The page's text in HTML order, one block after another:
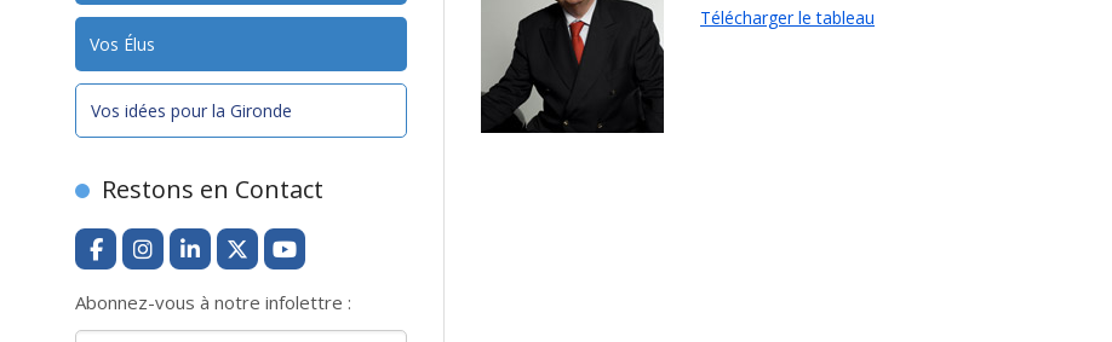
Télécharger le tableau
Vos Élus
Vos idées pour la Gironde
Restons en Contact
Abonnez-vous à notre infolettre :